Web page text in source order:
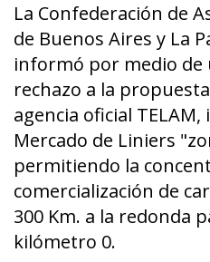
La Confederación de
de Buenos Aires y La
informó por medio de
rechazo a la
agencia oficial
Mercado de Liniers
permitiendo la
comercialización de
300 Km. a la redonda
kilómetro 0.